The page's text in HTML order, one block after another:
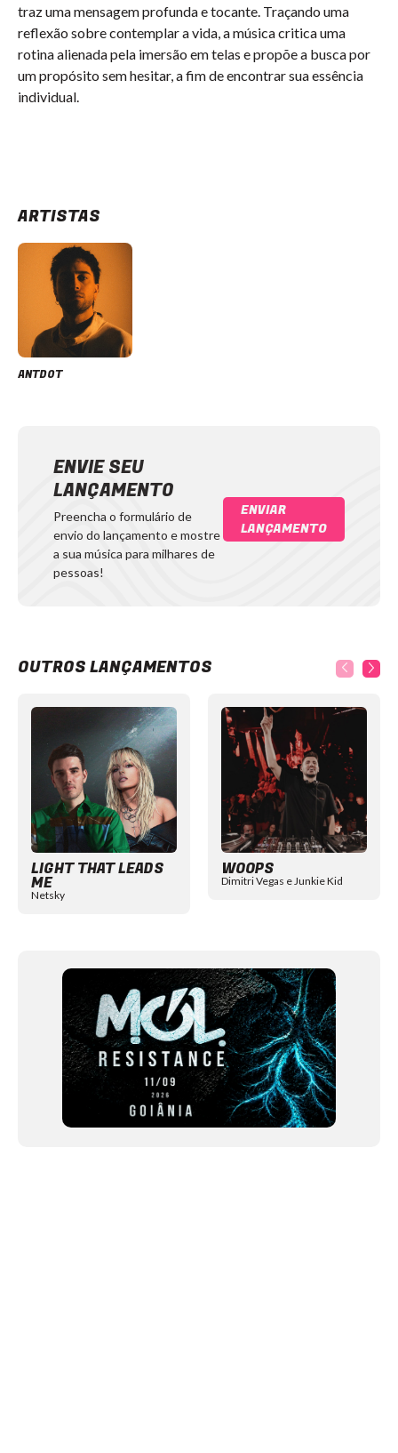
traz uma mensagem profunda e tocante. Traçando uma
reflexão sobre contemplar a vida, a música critica uma
rotina alienada pela imersão em telas e propõe a busca por
um propósito sem hesitar, a fim de encontrar sua essência
individual.
ARTISTAS
ANTDOT
ENVIE SEU
LANÇAMENTO
Preencha o formulário de
envio do lançamento e mostre
a sua música para milhares de
pessoas!
ENVIAR
LANÇAMENTO
OUTROS LANÇAMENTOS
LIGHT THAT LEADS
ME
Netsky
WOOPS
Dimitri Vegas e Junkie Kid